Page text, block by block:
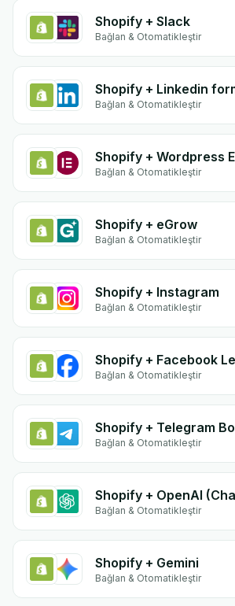
Shopify + Slack
Bağlan & Otomatikleştir
Shopify + Linkedin
Bağlan & Otomatikleştir
Shopify + Wordpress
Bağlan & Otomatikleştir
Shopify + eGrow
Bağlan & Otomatikleştir
Shopify + Instagram
Bağlan & Otomatikleştir
Shopify + Facebook
Bağlan & Otomatikleştir
Shopify + Telegram
Bağlan & Otomatikleştir
Shopify + OpenAI
Bağlan & Otomatikleştir
Shopify + Gemini
Bağlan & Otomatikleştir